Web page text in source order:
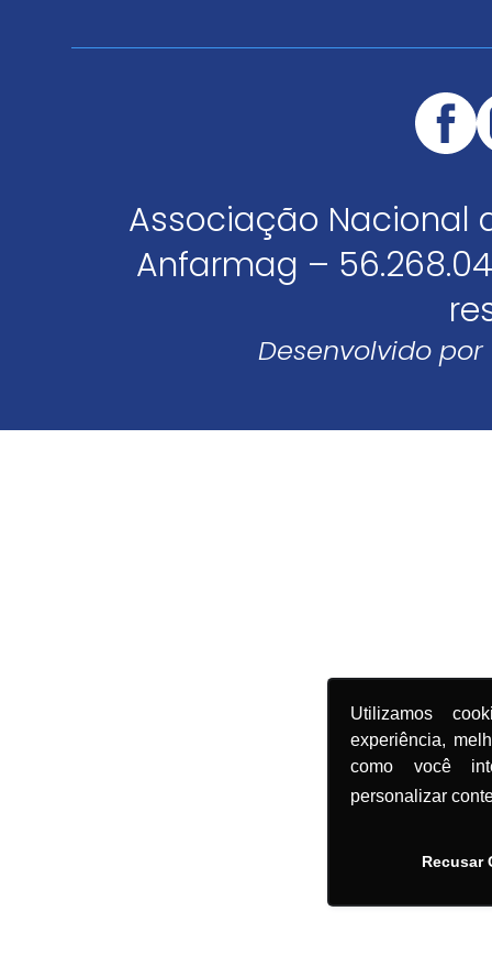
Utilizamos
experiência,
como você
personalizar
Recusar
Associação Nacional
Anfarmag –
Desenvolvido por